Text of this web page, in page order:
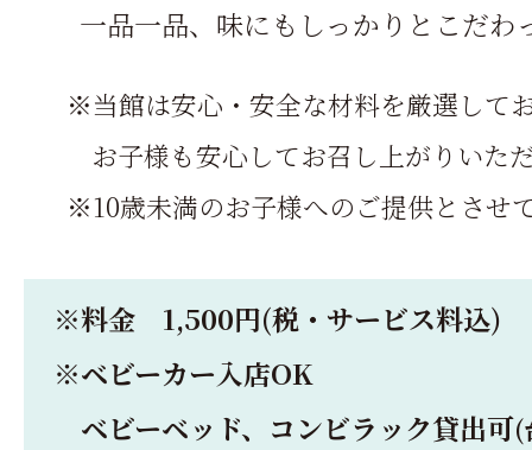
一品一品、味にもしっかりとこだわ
※当館は安心・安全な材料を厳選して
お子様も安心してお召し上がりいた
※10歳未満のお子様へのご提供とさせ
※料金 1,500円(税・サービス料込)
※ベビーカー入店OK
ベビーベッド、コンビラック貸出可(